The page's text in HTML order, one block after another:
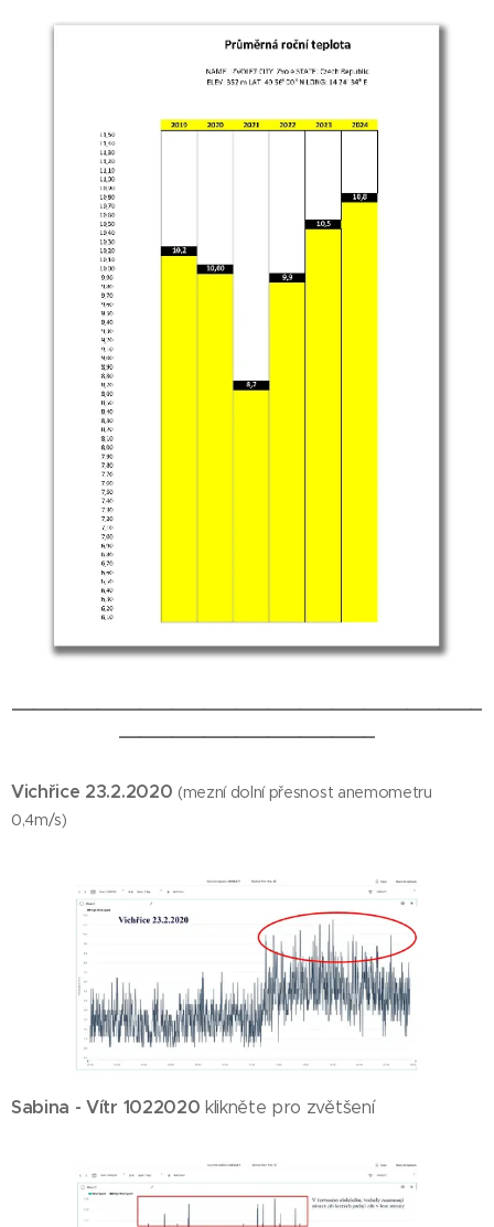
Vichřice 23.2.2020 (mezní dolní přesnost anemometru
0,4m/s)
Sabina - Vítr 1022020 klikněte pro zvětšení